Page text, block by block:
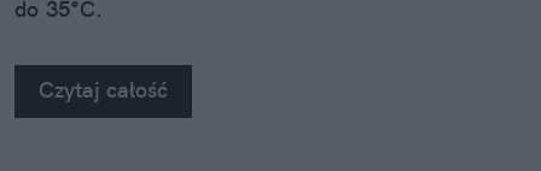
do 35°C.
Czytaj całość